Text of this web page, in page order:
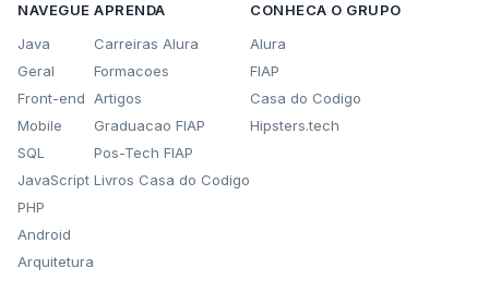
NAVEGUE
Java
Geral
Front-end
Mobile
SQL
JavaScript
PHP
Android
Arquitetura
APRENDA
Carreiras Alura
Formacoes
Artigos
Graduacao FIAP
Pos-Tech FIAP
Livros Casa do Codigo
CONHECA O GRUPO
Alura
FIAP
Casa do Codigo
Hipsters.tech